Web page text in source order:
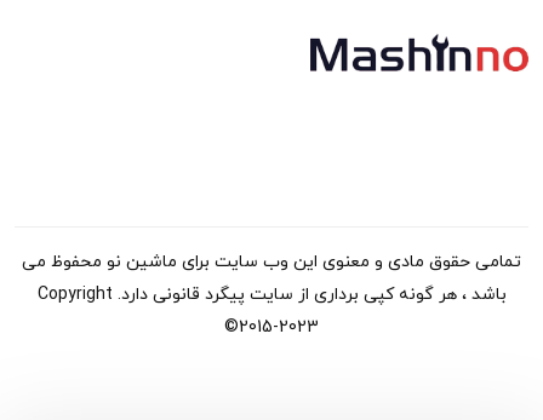
تمامی حقوق مادی و معنوی این وب سایت برای ماشین نو محفوظ می
باشد ، هر گونه کپی برداری از سایت پیگرد قانونی دارد. Copyright
©2015-2023